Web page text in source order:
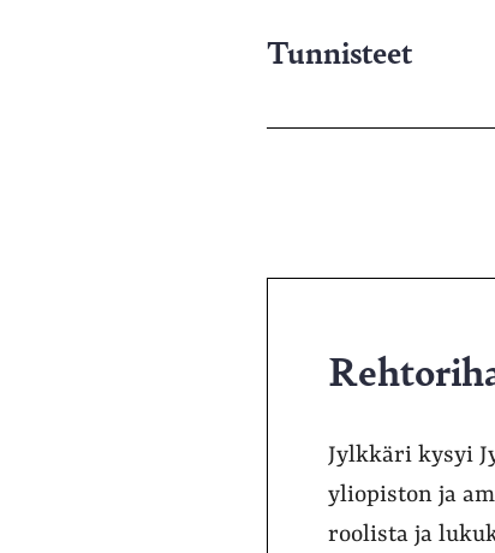
Tunnisteet
Jylkkäri kysyi
yliopiston ja
roolista ja